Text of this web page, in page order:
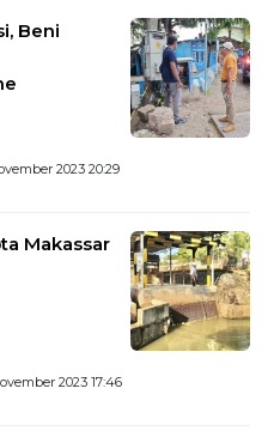
Beni
2023 20:29
Makassar
2023 17:46